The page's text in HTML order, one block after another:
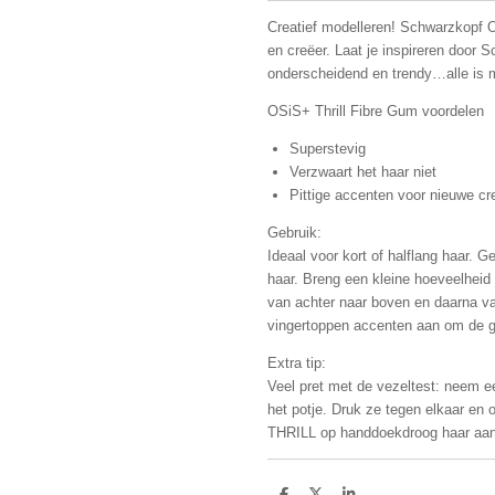
Creatief modelleren! Schwarzkopf
en creëer. Laat je inspireren door
onderscheidend en trendy…alle is
OSiS+ Thrill Fibre Gum voordelen
Superstevig
Verzwaart het haar niet
Pittige accenten voor nieuwe
Gebruik:
Ideaal voor kort of halflang haar.
haar. Breng een kleine
van achter naar boven en daarna
vingertoppen accenten aan om de
Extra tip:
Veel pret met de vezeltest: neem
het potje. Druk ze tegen elkaar en
THRILL op handdoekdroog haar